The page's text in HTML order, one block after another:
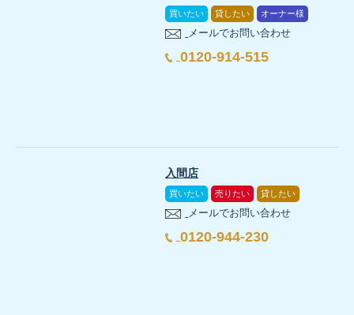
買いたい 貸したい オーナー様
メールでお問い合わせ
0120-914-515
入間店
買いたい 売りたい 貸したい
メールでお問い合わせ
0120-944-230